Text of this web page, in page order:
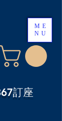
訂座
ME
NU